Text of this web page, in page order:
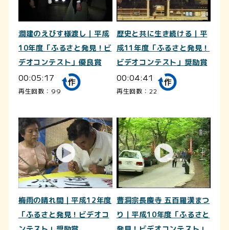
澗建のえびす様渡し｜平成
10年度「ふるさと発見！ビ
デオコンテスト」優良賞
00:05:17
再生回数：99
歴史と共に生き続ける｜平
成11年度「ふるさと発見！
ビデオコンテスト」奨励賞
00:04:41
再生回数：22
梅雨の晴れ間｜平成12年度
「ふるさと発見！ビデオコ
曹洞宗長慶寺 五百羅漢まつ
り｜平成10年度「ふるさと